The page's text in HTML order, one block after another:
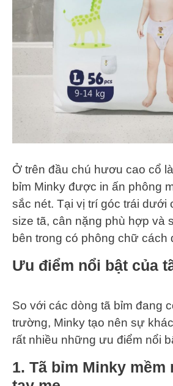
Ở trên đầu chú hươu cao cổ
bỉm Minky được in ấn phông
sắc nét. Tại vị trí góc trái dưới
size tã, cân nặng phù hợp và
bên trong có phông chữ cách
Ưu điểm nổi bật của
So với các dòng tã bỉm đang
trường, Minky tạo nên sự
rất nhiều những ưu điểm nổi
1. Tã bỉm Minky mềm